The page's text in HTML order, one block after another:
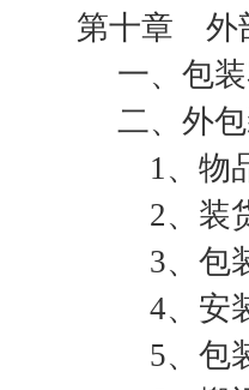
第十章 外
一、包装
二、外包
1、物品
2、装
3、包装
4、安装
5、包装